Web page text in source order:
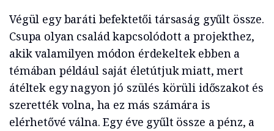
Végül egy baráti befektetői társaság gyűlt össze.
Csupa olyan család kapcsolódott a projekthez,
akik valamilyen módon érdekeltek ebben a
témában például saját életútjuk miatt, mert
átéltek egy nagyon jó szülés körüli időszakot és
szerették volna, ha ez más számára is
elérhetővé válna. Egy éve gyűlt össze a pénz, a